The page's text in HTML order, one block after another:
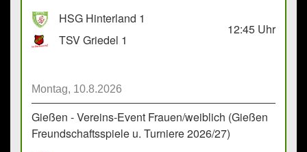
HSG Hinterland 1
TSV Griedel 1
12:45 Uhr
Montag, 10.8.2026
Gießen - Vereins-Event Frauen/weiblich (Gießen
Freundschaftsspiele u. Turniere 2026/27)